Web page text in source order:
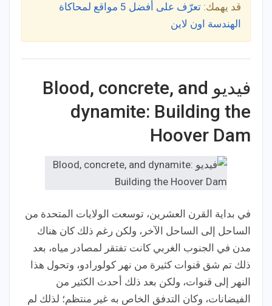
قد يهمك:
تعرّف على أفضل 5 مواقع لمحاكاة
الهندسة اون لاين
فيديو Blood, concrete, and
dynamite: Building the
Hoover Dam
في بداية القرن العشرين، توسعت الولايات المتحدة من
الساحل إلى الساحل الآخر، ولكن رغم ذلك كان هناك
مدن في الجنوب الغربي كانت تفتقر لمصادر مياه، بعد
ذلك تم شق قنوات كثيرة من نهر كولورادو، وتحول هذا
النهر إلى قنوات، ولكن بعد ذلك أحدث الكثير من
الفيضانات، وكان التدفق الخاص به غير منتظم؛ لذلك لم